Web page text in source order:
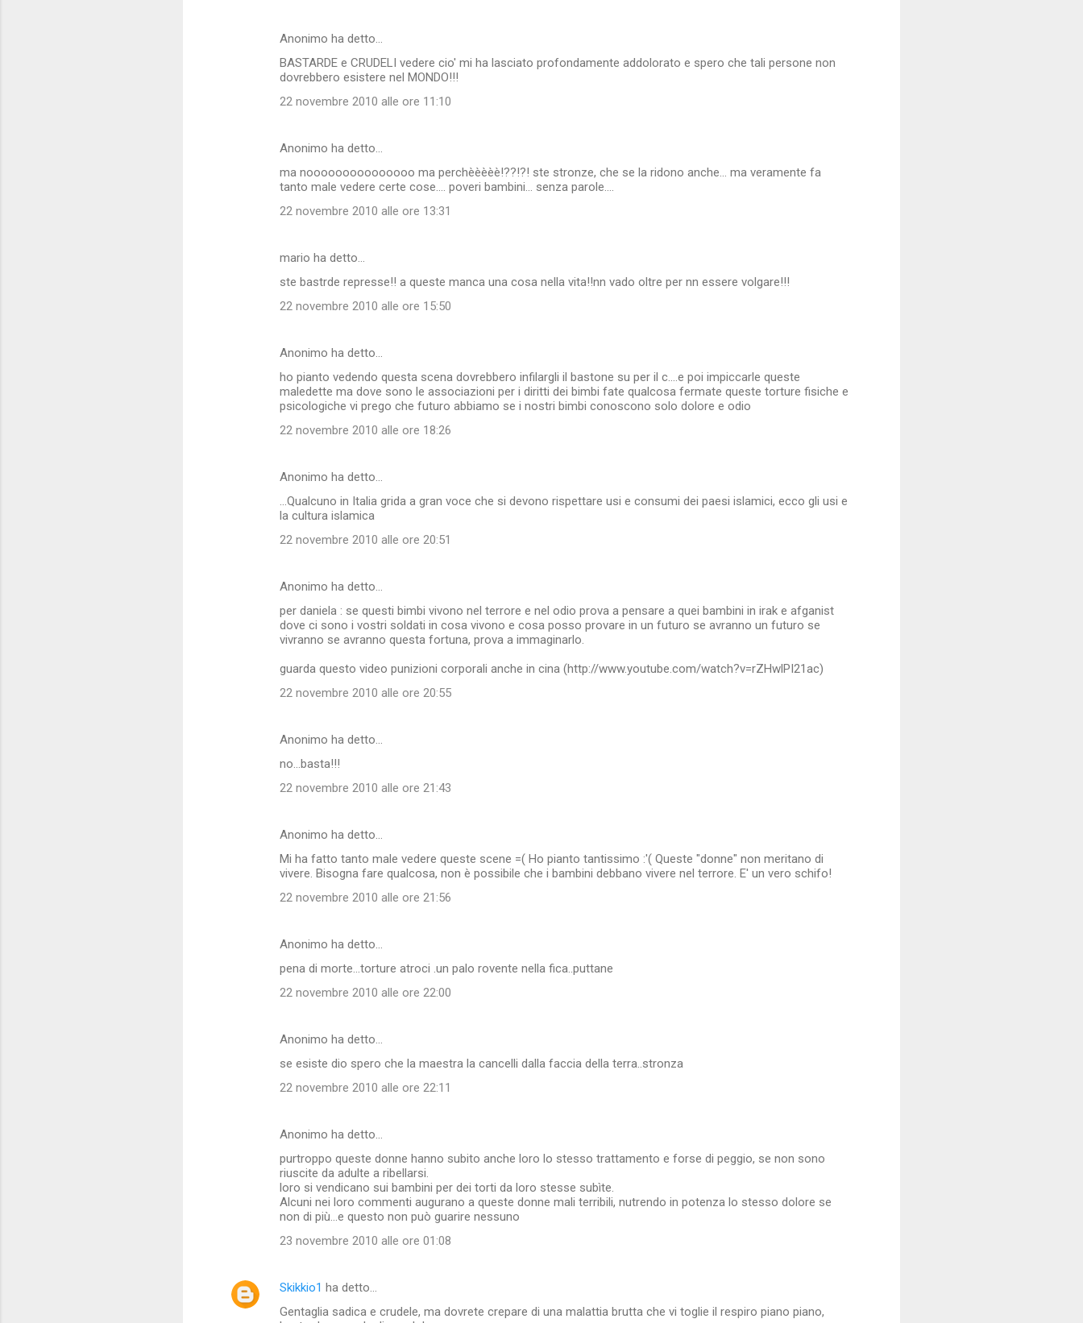
Anonimo ha detto…
BASTARDE e CRUDELI vedere cio' mi ha lasciato profondamente addolorato e spero che tali persone non
dovrebbero esistere nel MONDO!!!
22 novembre 2010 alle ore 11:10
Anonimo ha detto…
ma nooooooooooooooo ma perchèèèèè!??!?! ste stronze, che se la ridono anche... ma veramente fa
tanto male vedere certe cose.... poveri bambini... senza parole....
22 novembre 2010 alle ore 13:31
mario ha detto…
ste bastrde represse!! a queste manca una cosa nella vita!!nn vado oltre per nn essere volgare!!!
22 novembre 2010 alle ore 15:50
Anonimo ha detto…
ho pianto vedendo questa scena dovrebbero infilargli il bastone su per il c....e poi impiccarle queste
maledette ma dove sono le associazioni per i diritti dei bimbi fate qualcosa fermate queste torture fisiche e
psicologiche vi prego che futuro abbiamo se i nostri bimbi conoscono solo dolore e odio
22 novembre 2010 alle ore 18:26
Anonimo ha detto…
...Qualcuno in Italia grida a gran voce che si devono rispettare usi e consumi dei paesi islamici, ecco gli usi e
la cultura islamica
22 novembre 2010 alle ore 20:51
Anonimo ha detto…
per daniela : se questi bimbi vivono nel terrore e nel odio prova a pensare a quei bambini in irak e afganist
dove ci sono i vostri soldati in cosa vivono e cosa posso provare in un futuro se avranno un futuro se
vivranno se avranno questa fortuna, prova a immaginarlo.
guarda questo video punizioni corporali anche in cina (http://www.youtube.com/watch?v=rZHwlPI21ac)
22 novembre 2010 alle ore 20:55
Anonimo ha detto…
no...basta!!!
22 novembre 2010 alle ore 21:43
Anonimo ha detto…
Mi ha fatto tanto male vedere queste scene =( Ho pianto tantissimo :'( Queste "donne" non meritano di
vivere. Bisogna fare qualcosa, non è possibile che i bambini debbano vivere nel terrore. E' un vero schifo!
22 novembre 2010 alle ore 21:56
Anonimo ha detto…
pena di morte...torture atroci .un palo rovente nella fica..puttane
22 novembre 2010 alle ore 22:00
Anonimo ha detto…
se esiste dio spero che la maestra la cancelli dalla faccia della terra..stronza
22 novembre 2010 alle ore 22:11
Anonimo ha detto…
purtroppo queste donne hanno subito anche loro lo stesso trattamento e forse di peggio, se non sono
riuscite da adulte a ribellarsi.
loro si vendicano sui bambini per dei torti da loro stesse subìte.
Alcuni nei loro commenti augurano a queste donne mali terribili, nutrendo in potenza lo stesso dolore se
non di più...e questo non può guarire nessuno
23 novembre 2010 alle ore 01:08
Skikkio1 ha detto…
Gentaglia sadica e crudele, ma dovrete crepare di una malattia brutta che vi toglie il respiro piano piano,